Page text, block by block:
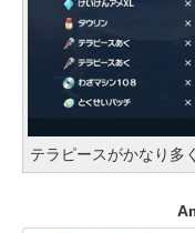
テラピースがかなり多